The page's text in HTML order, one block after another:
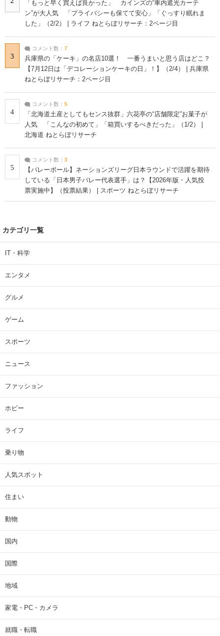
「もっと早く買えば良かった」 カインズの“車内遮光カーテ
ン”が大人気 「プライバシーも保てて安心」「ぐっすり眠れま
した」（2/2） | ライフ ねとらぼリサーチ：2ページ目
3
コメント数： 7
兵庫県の「ケーキ」の名店10選！ 一番うまいと思う店はどこ？
【7月12日は「デコレーションケーキの日」！】（2/4） | 兵庫県
ねとらぼリサーチ：2ページ目
4
コメント数： 5
「北海道土産としてもセンス抜群」六花亭の“店舗限定”お菓子が
人気 「こんなの初めて」「箱買いするべきだった」（1/2） |
北海道 ねとらぼリサーチ
5
コメント数： 3
【バレーボール】ネーションズリーグ日本ラウンドで活躍を期待
している「日本男子バレー代表選手」は？【2026年版・人気投
票実施中】（投票結果） | スポーツ ねとらぼリサーチ
カテゴリ一覧
IT・科学
エンタメ
グルメ
ゲーム
スポーツ
ニュース
ファッション
ホビー
ライフ
乗り物
人気スポット
住まい
動物
国内
国際
地域
家電・PC・カメラ
就職・転職